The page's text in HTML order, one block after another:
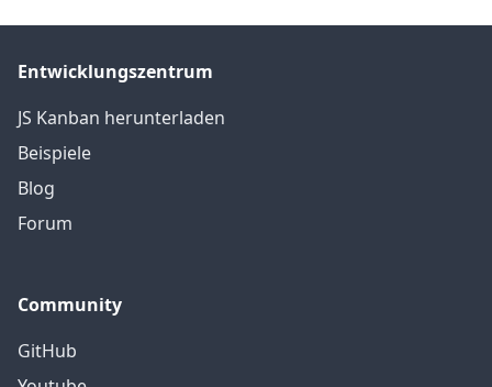
Entwicklungszentrum
JS Kanban herunterladen
Beispiele
Blog
Forum
Community
GitHub